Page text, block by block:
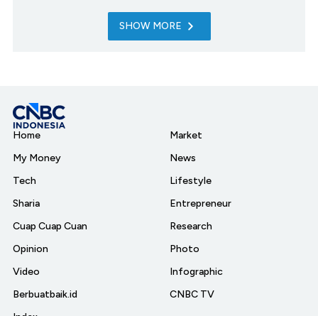
SHOW MORE
Home
My Money
Tech
Sharia
Cuap Cuap Cuan
Opinion
Video
Berbuatbaik.id
Market
News
Lifestyle
Entrepreneur
Research
Photo
Infographic
CNBC TV